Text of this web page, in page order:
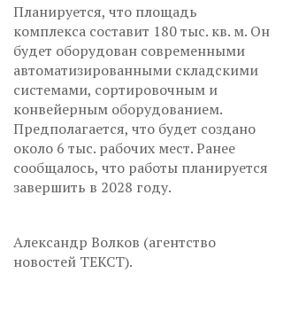
Планируется, что площадь
комплекса составит 180 тыс. кв. м. Он
будет оборудован современными
автоматизированными складскими
системами, сортировочным и
конвейерным оборудованием.
Предполагается, что будет создано
около 6 тыс. рабочих мест. Ранее
сообщалось, что работы планируется
завершить в 2028 году.
Александр Волков (агентство
новостей ТЕКСТ).